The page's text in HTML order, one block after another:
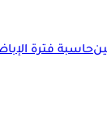
حاسبة فترة